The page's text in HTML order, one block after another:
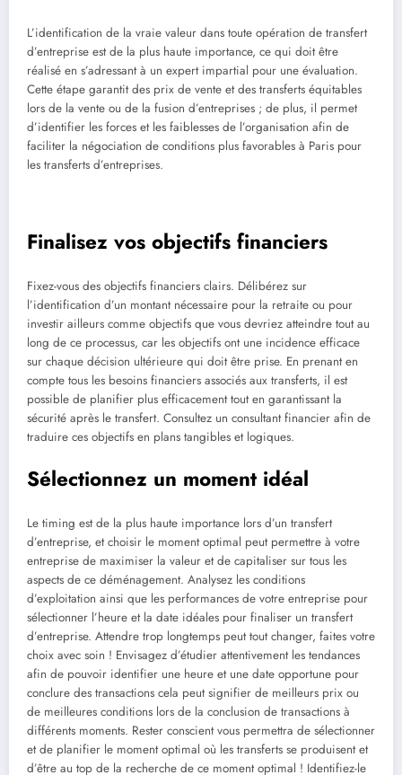
L’identification de la vraie valeur dans toute opération de transfert
d’entreprise est de la plus haute importance, ce qui doit être
réalisé en s’adressant à un expert impartial pour une évaluation.
Cette étape garantit des prix de vente et des transferts équitables
lors de la vente ou de la fusion d’entreprises ; de plus, il permet
d’identifier les forces et les faiblesses de l’organisation afin de
faciliter la négociation de conditions plus favorables à Paris pour
les transferts d’entreprises.
Finalisez vos objectifs financiers
Fixez-vous des objectifs financiers clairs. Délibérez sur
l’identification d’un montant nécessaire pour la retraite ou pour
investir ailleurs comme objectifs que vous devriez atteindre tout au
long de ce processus, car les objectifs ont une incidence efficace
sur chaque décision ultérieure qui doit être prise. En prenant en
compte tous les besoins financiers associés aux transferts, il est
possible de planifier plus efficacement tout en garantissant la
sécurité après le transfert. Consultez un consultant financier afin de
traduire ces objectifs en plans tangibles et logiques.
Sélectionnez un moment idéal
Le timing est de la plus haute importance lors d’un transfert
d’entreprise, et choisir le moment optimal peut permettre à votre
entreprise de maximiser la valeur et de capitaliser sur tous les
aspects de ce déménagement. Analysez les conditions
d’exploitation ainsi que les performances de votre entreprise pour
sélectionner l’heure et la date idéales pour finaliser un transfert
d’entreprise. Attendre trop longtemps peut tout changer, faites votre
choix avec soin ! Envisagez d’étudier attentivement les tendances
afin de pouvoir identifier une heure et une date opportune pour
conclure des transactions cela peut signifier de meilleurs prix ou
de meilleures conditions lors de la conclusion de transactions à
différents moments. Rester conscient vous permettra de sélectionner
et de planifier le moment optimal où les transferts se produisent et
d’être au top de la recherche de ce moment optimal ! Identifiez-le